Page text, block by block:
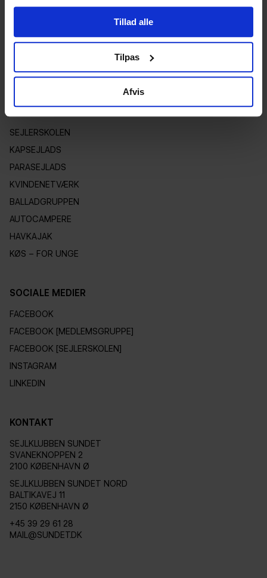
Tillad alle
Tilpas
Afvis
UDVALG
VEDTÆGTER
SEJLERSKOLEN
KAPSEJLADS
PARASEJLADS
KVINDENETVÆRK
BALLADGRUPPEN
AUTOCAMPERE
HAVKAJAK
KØS – FOR UNGE
SOCIALE MEDIER
FACEBOOK
FACEBOOK [MEDLEMSGRUPPE]
FACEBOOK [SEJLERSKOLEN]
INSTAGRAM
LINKEDIN
KONTAKT
SEJLKLUBBEN SUNDET
SVANEKNOPPEN 2
2100 KØBENHAVN Ø
SEJLKLUBBEN SUNDET NORD
BALTIKAVEJ 11
2150 KØBENHAVN Ø
+45 39 29 61 28
MAIL@SUNDET.DK